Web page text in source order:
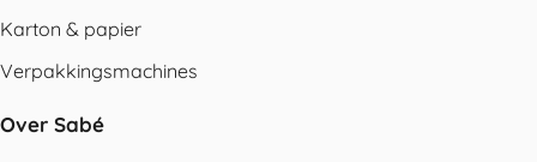
Karton & papier
Verpakkingsmachines
Over Sabé